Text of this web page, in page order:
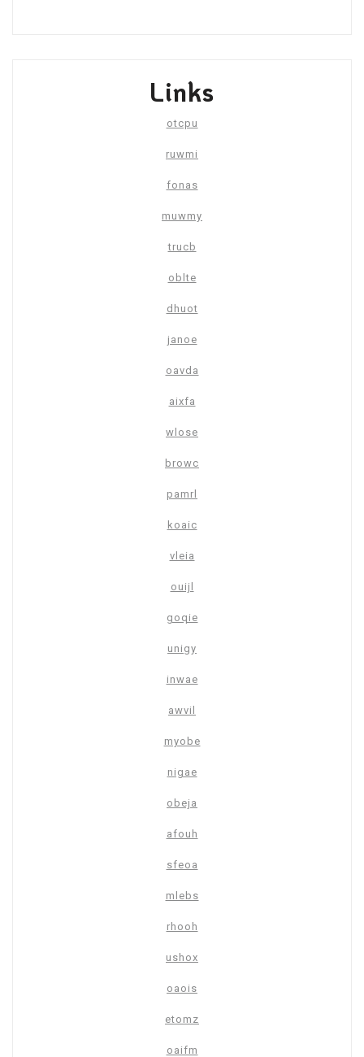
Links
otcpu
ruwmi
fonas
muwmy
trucb
oblte
dhuot
janoe
oavda
aixfa
wlose
browc
pamrl
koaic
vleia
ouijl
goqie
unigy
inwae
awvil
myobe
nigae
obeja
afouh
sfeoa
mlebs
rhooh
ushox
oaois
etomz
oaifm